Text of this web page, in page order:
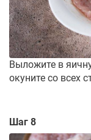
Выложите в
окуните со всех
Шаг 8